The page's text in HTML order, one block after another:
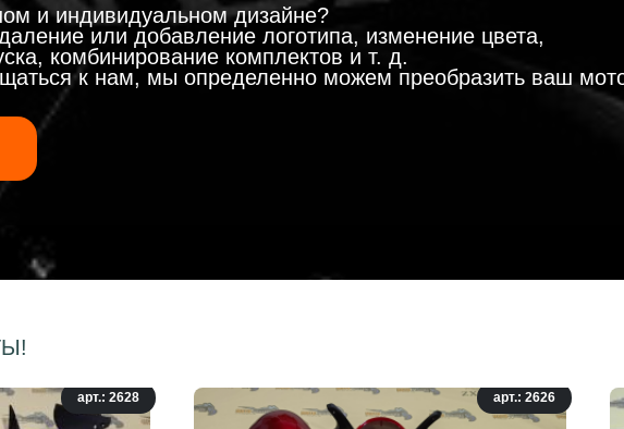
и индивидуальном дизайне?
или добавление логотипа, изменение цвета,
комбинирование комплектов и т. д.
к нам, мы определенно можем преобразить ваш
арт.: 2628 арт.: 2626